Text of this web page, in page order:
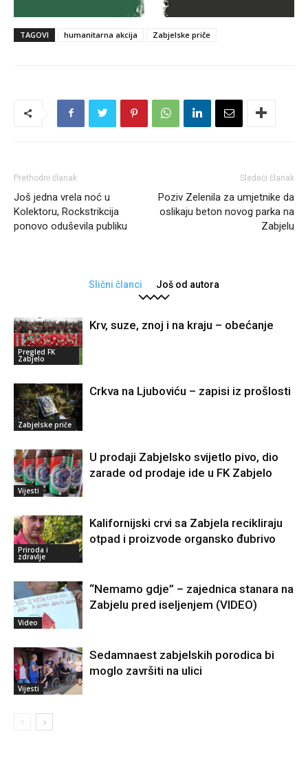
TAGOVI humanitarna akcija Zabjelske priče
Prethodni članak
Još jedna vrela noć u
Kolektoru, Rockstrikcija
ponovo oduševila publiku
Sledeći članak
Poziv Zelenila za umjetnike da
oslikaju beton novog parka na
Zabjelu
Slični članci Još od autora
Pregled FK
Zabjelo
Krv, suze, znoj i na kraju – obećanje
Zabjelske priče
Crkva na Ljuboviću – zapisi iz prošlosti
Vijesti
U prodaji Zabjelsko svijetlo pivo, dio
zarade od prodaje ide u FK Zabjelo
Priroda i
zdravlje
Kalifornijski crvi sa Zabjela recikliraju
otpad i proizvode organsko đubrivo
Video
“Nemamo gdje” – zajednica stanara na
Zabjelu pred iseljenjem (VIDEO)
Vijesti
Sedamnaest zabjelskih porodica bi
moglo završiti na ulici